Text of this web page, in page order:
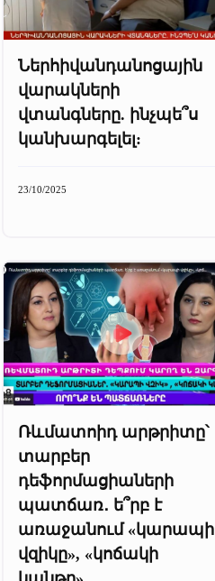
Ներհիվանդանոցային
վարակների
վտանգները. ինչպե՞ս
կանխարգելել:
23/10/2025
Ռևմատոիդ արթրիտը՝
տարբեր
դեֆորմացիաների
պատճառ․ ե՞րբ է
առաջանում «կարապի
վզիկը», «կոճակի